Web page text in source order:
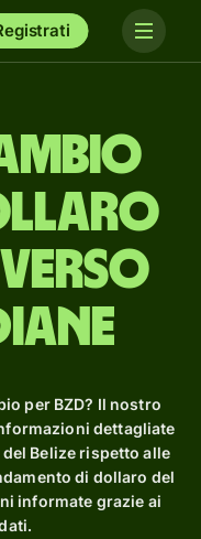
verso
per BZD? Il nostro
dettagliate
Belize rispetto alle
di dollaro del
informate grazie ai